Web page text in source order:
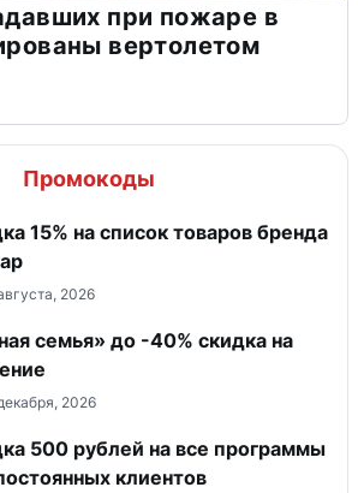
при пожаре в
вертолетом
Промокоды
15% на список товаров бренда
2026
семья» до -40% скидка на
2026
500 рублей на все программы
клиентов